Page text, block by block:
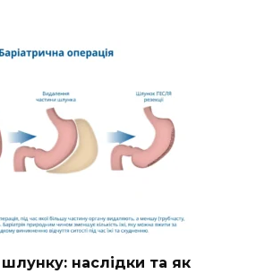
наслідки та як